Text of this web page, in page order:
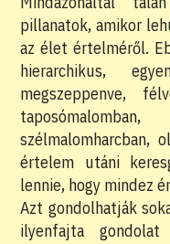
pillanatok, amikor
az élet értelméről.
hierarchikus,
megszeppenve,
szélmalomharcban,
értelem utáni
lennie, hogy mindez
Azt gondolhatják
ilyenfajta